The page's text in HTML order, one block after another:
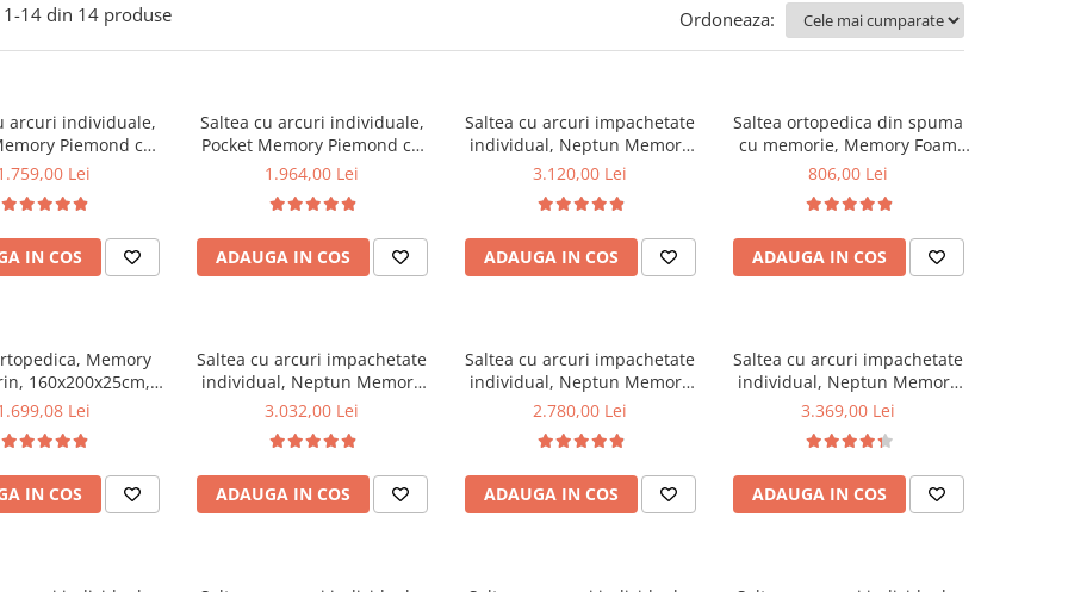
1-14 din 14 produse Ordoneaza:
arcuri individuale,
Piemond cu
160x200x32cm,
foam 2,5 cm, husa
sistem de aerisire
greutate maxima
100 kg/utilizator,
Lei
IN COS
Saltea cu arcuri individuale,
Pocket Memory Piemond cu
topper, 180x200x32cm,
memory foam 2,5 cm, husa
matlasata, sistem de aerisire
perimetral, greutate maxima
sustinuta 100 kg/utilizator,
1.964,00 Lei
ADAUGA IN COS
Saltea cu arcuri impachetate
individual, Neptun Memory
Pocket Comfort
confort, spuma poliuretanica
HR, memory foam 4 cm, husa
detasabila 3D, hipoalergenica,
fermitate medie, Saltsib
3.120,00 Lei
ADAUGA IN COS
Saltea ortopedica din spuma
cu memorie, Memory Foam
Paris, 80x190x23cm, fermitate
memory foam 5 cm, sistem de
aerisire perimetral, Saltex
806,00 Lei
ADAUGA IN COS
Memory
160x200x25cm,
tare, cu spuma
de aerisire
Salt Confort
Lei
IN COS
Saltea cu arcuri impachetate
individual, Neptun Memory
Pocket Comfort
confort, spuma poliuretanica
HR, memory foam 4 cm, husa
detasabila tricot,
hipoalergenica, fermitate
3.032,00 Lei
ADAUGA IN COS
Saltea cu arcuri impachetate
individual, Neptun Memory
Pocket Comfort
confort, spuma poliuretanica
HR, memory foam 4 cm, husa
detasabila tricot,
hipoalergenica, fermitate
2.780,00 Lei
ADAUGA IN COS
Saltea cu arcuri impachetate
individual, Neptun Memory
Pocket Comfort
confort, spuma poliuretanica
HR, memory foam 4 cm, husa
detasabila tricot,
hipoalergenica, fermitate
3.369,00 Lei
ADAUGA IN COS